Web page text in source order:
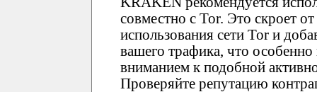
совместно с Tor. Это скроет
использования сети Tor и
вашего трафика, что
вниманием к подобной
Проверяйте репутацию